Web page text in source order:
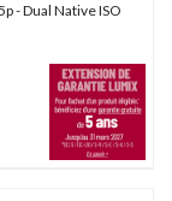
- Dual Native ISO